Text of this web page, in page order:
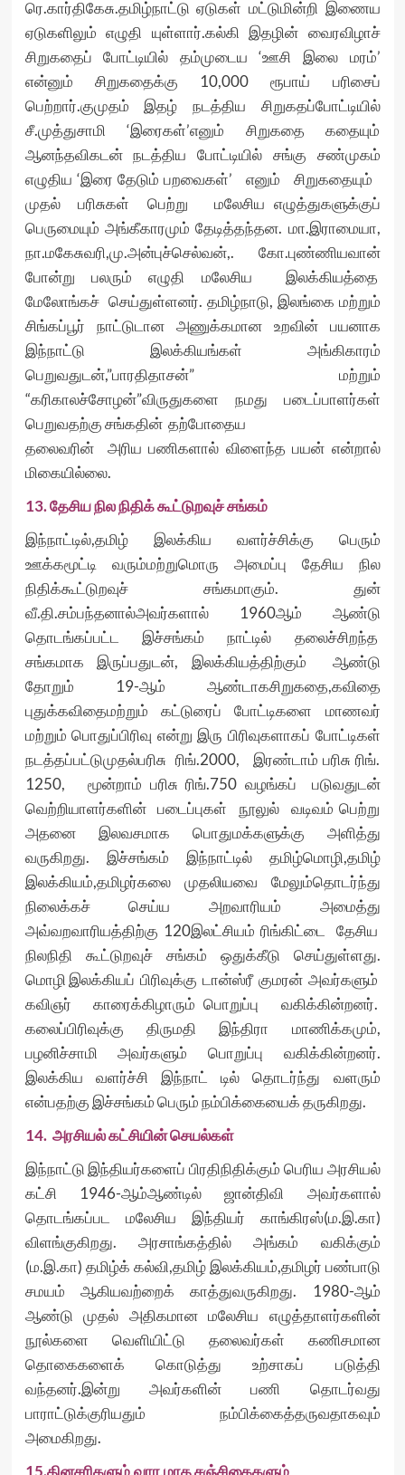
ரெ.கார்திகேசு.தமிழ்நாட்டு ஏடுகள் மட்டுமின்றி இணைய
ஏடுகளிலும் எழுதி யுள்ளார்.கல்கி இதழின் வைரவிழாச்
சிறுகதைப் போட்டியில் தம்முடைய ‘ஊசி இலை மரம்’
என்னும் சிறுகதைக்கு 10,000 ரூபாய் பரிசைப்
பெற்றார்.குமுதம் இதழ் நடத்திய சிறுகதப்போட்டியில்
சீ.முத்துசாமி ‘இரைகள்’எனும் சிறுகதை கதையும்
ஆனந்தவிகடன் நடத்திய போட்டியில் சங்கு சண்முகம்
எழுதிய ‘இரை தேடும் பறவைகள்’ எனும் சிறுகதையும்
முதல் பரிசுகள் பெற்று மலேசிய எழுத்துகளுக்குப்
பெருமையும் அங்கீகாரமும் தேடித்தந்தன. மா.இராமையா,
நா.மகேசுவரி,மு.அன்புச்செல்வன்,. கோ.புண்ணியவான்
போன்று பலரும் எழுதி மலேசிய இலக்கியத்தை
மேலோங்கச் செய்துள்ளனர். தமிழ்நாடு, இலங்கை மற்றும்
சிங்கப்பூர் நாட்டுடான அணுக்கமான உறவின் பயனாக
இந்நாட்டு இலக்கியங்கள் அங்கிகாரம்
பெறுவதுடன்,”பாரதிதாசன்” மற்றும்
“கரிகாலச்சோழன்”விருதுகளை நமது படைப்பாளர்கள்
பெறுவதற்கு சங்கதின் தற்போதைய
தலைவரின் அரிய பணிகளால் விளைந்த பயன் என்றால்
மிகையில்லை.
13. தேசிய நில நிதிக் கூட்டுறவுச் சங்கம்
இந்நாட்டில்,தமிழ் இலக்கிய வளர்ச்சிக்கு பெரும்
ஊக்கமூட்டி வரும்மற்றுமொரு அமைப்பு தேசிய நில
நிதிக்கூட்டுறவுச் சங்கமாகும். துன்
வீ.தி.சம்பந்தனால்அவர்களால் 1960ஆம் ஆண்டு
தொடங்கப்பட்ட இச்சங்கம் நாட்டில் தலைச்சிறந்த
சங்கமாக இருப்பதுடன், இலக்கியத்திற்கும் ஆண்டு
தோறும் 19-ஆம் ஆண்டாகசிறுகதை,கவிதை
புதுக்கவிதைமற்றும் கட்டுரைப் போட்டிகளை மாணவர்
மற்றும் பொதுப்பிரிவு என்று இரு பிரிவுகளாகப் போட்டிகள்
நடத்தப்பட்டுமுதல்பரிசு ரிங்.2000, இரண்டாம் பரிசு ரிங்.
1250, மூன்றாம் பரிசு ரிங்.750 வழங்கப் படுவதுடன்
வெற்றியாளர்களின் படைப்புகள் நூலுல் வடிவம் பெற்று
அதனை இலவசமாக பொதுமக்களுக்கு அளித்து
வருகிறது. இச்சங்கம் இந்நாட்டில் தமிழ்மொழி,தமிழ்
இலக்கியம்,தமிழர்கலை முதலியவை மேலும்தொடர்ந்து
நிலைக்கச் செய்ய அறவாரியம் அமைத்து
அவ்வறவாரியத்திற்கு 120இலட்சியம் ரிங்கிட்டை தேசிய
நிலநிதி கூட்டுறவுச் சங்கம் ஒதுக்கீடு செய்துள்ளது.
மொழி இலக்கியப் பிரிவுக்கு டான்ஸ்ரீ குமரன் அவர்களும்
கவிஞர் காரைக்கிழாரும் பொறுப்பு வகிக்கின்றனர்.
கலைப்பிரிவுக்கு திருமதி இந்திரா மாணிக்கமும்,
பழனிச்சாமி அவர்களும் பொறுப்பு வகிக்கின்றனர்.
இலக்கிய வளர்ச்சி இந்நாட் டில் தொடர்ந்து வளரும்
என்பதற்கு இச்சங்கம் பெரும் நம்பிக்கையைக் தருகிறது.
14. அரசியல் கட்சியின் செயல்கள்
இந்நாட்டு இந்தியர்களைப் பிரதிநிதிக்கும் பெரிய அரசியல்
கட்சி 1946-ஆம்ஆண்டில் ஜான்திவி அவர்களால்
தொடங்கப்பட மலேசிய இந்தியர் காங்கிரஸ்(ம.இ.கா)
விளங்குகிறது. அரசாங்கத்தில் அங்கம் வகிக்கும்
(ம.இ.கா) தமிழ்க் கல்வி,தமிழ் இலக்கியம்,தமிழர் பண்பாடு
சமயம் ஆகியவற்றைக் காத்துவருகிறது. 1980-ஆம்
ஆண்டு முதல் அதிகமான மலேசிய எழுத்தாளர்களின்
நூல்களை வெளியிட்டு தலைவர்கள் கணிசமான
தொகைகளைக் கொடுத்து உற்சாகப் படுத்தி
வந்தனர்.இன்று அவர்களின் பணி தொடர்வது
பாராட்டுக்குரியதும் நம்பிக்கைத்தருவதாகவும்
அமைகிறது.
15.தினசரிகளும்,வார,மாத சஞ்சிகைகளும்